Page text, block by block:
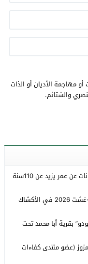
مهاجمة الأديان أو الذات
والشتائم.
والد حسن رقوش الإطار بعمالة إقليم تاونات عن عمر يزيد عن 110سنة
عدد جديد (434) من مجلة “صدى تاونات”-غشت 2026 في الأكشاك
بقرية أبا محمد تحت
(عضو منتدى كفاءات